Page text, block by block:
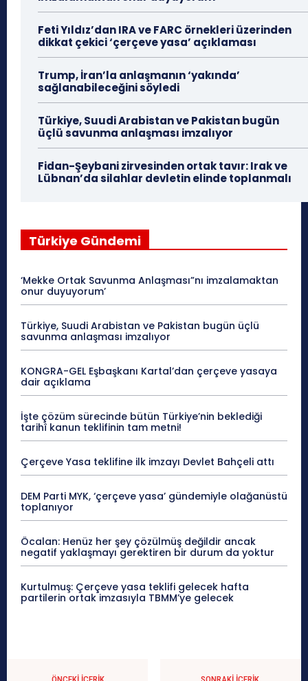
Feti Yıldız’dan IRA ve FARC örnekleri üzerinden
dikkat çekici ‘çerçeve yasa’ açıklaması
Trump, İran’la anlaşmanın ‘yakında’
sağlanabileceğini söyledi
Türkiye, Suudi Arabistan ve Pakistan bugün
üçlü savunma anlaşması imzalıyor
Fidan-Şeybani zirvesinden ortak tavır: Irak ve
Lübnan’da silahlar devletin elinde toplanmalı
Türkiye Gündemi
‘Mekke Ortak Savunma Anlaşması”nı imzalamaktan
onur duyuyorum’
Türkiye, Suudi Arabistan ve Pakistan bugün üçlü
savunma anlaşması imzalıyor
KONGRA-GEL Eşbaşkanı Kartal’dan çerçeve yasaya
dair açıklama
İşte çözüm sürecinde bütün Türkiye’nin beklediği
tarihî kanun teklifinin tam metni!
Çerçeve Yasa teklifine ilk imzayı Devlet Bahçeli attı
DEM Parti MYK, ‘çerçeve yasa’ gündemiyle olağanüstü
toplanıyor
Öcalan: Henüz her şey çözülmüş değildir ancak
negatif yaklaşmayı gerektiren bir durum da yoktur
Kurtulmuş: Çerçeve yasa teklifi gelecek hafta
partilerin ortak imzasıyla TBMM’ye gelecek